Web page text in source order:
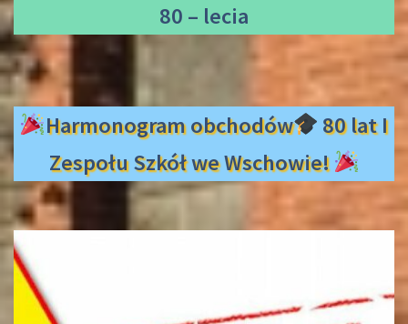
80 – lecia
Harmonogram obchodów
80 lat I
Zespołu Szkół we Wschowie!